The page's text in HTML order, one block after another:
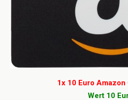
1x 10 Euro
Wert 10